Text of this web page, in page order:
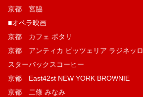
京都 宮脇
■オペラ映画
京都 カフェ ポタリ
京都 アンティカ ピッツェリア ラジネッロ
スターバックスコーヒー
京都 East42st NEW YORK BROWNIE
京都 二條 みなみ